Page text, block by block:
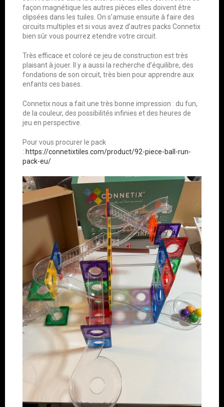
façon magnétique les autres pièces elles doivent être
clipsées dans les tuiles. On s’amuse ensuite à faire des
circuits multiples et si vous avez d’autres packs Connetix
bien sûr vous pourrez etendre votre circuit.
Très efficace et coloré ce jeu de construction est très
plaisant à jouer. Il y a aussi la recherche d’équilibre, des
fondations de son circuit, très bien pour apprendre aux
enfants ces bases.
Connetix nous a fait une très bonne impression : du fun,
de la couleur, des possibilités infinies et des heures de
jeu en perspective.
Pour vous procurer le pack
: https://connetixtiles.com/product/92-piece-ball-run-
pack-eu/